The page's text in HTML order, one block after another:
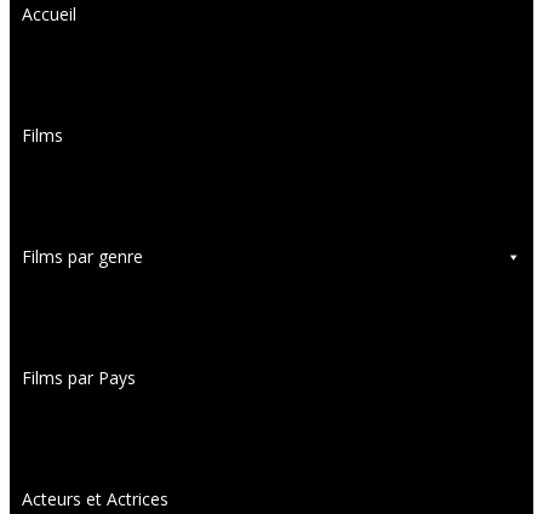
Accueil
Films
Films par genre
Films par Pays
Acteurs et Actrices